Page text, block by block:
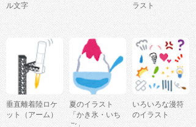
ル文字
ラスト
垂直離着陸ロケ
ット（アーム）
夏のイラスト
「かき氷・いち
ご」
いろいろな漫符
のイラスト